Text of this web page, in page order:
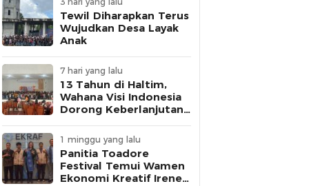
Tewil Diharapkan Terus
Wujudkan Desa Layak
Anak
7 hari yang lalu
13 Tahun di Haltim,
Wahana Visi Indonesia
Dorong Keberlanjutan
1 minggu yang lalu
Panitia Toadore
Festival Temui Wamen
Ekonomi Kreatif Irene